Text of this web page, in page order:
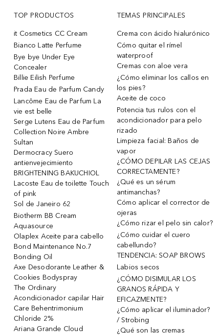
TOP PRODUCTOS
it Cosmetics CC Cream
Bianco Latte Perfume
Bye bye Under Eye
Concealer
Billie Eilish Perfume
Prada Eau de Parfum Candy
Lancôme Eau de Parfum La
vie est belle
Serge Lutens Eau de Parfum
Collection Noire Ambre
Sultan
Dermocracy Suero
antienvejecimiento
BRIGHTENING BAKUCHIOL
Lacoste Eau de toilette Touch
of pink
Sol de Janeiro 62
Biotherm BB Cream
Aquasource
Olaplex Aceite para cabello
Bond Maintenance No.7
Bonding Oil
Axe Desodorante Leather &
Cookies Bodyspray
The Ordinary
Acondicionador capilar Hair
Care Behentrimonium
Chloride 2%
Ariana Grande Cloud
TEMAS PRINCIPALES
Crema con ácido hialurónico
Cómo quitar el rímel
waterproof
Cremas con aloe vera
¿Cómo eliminar los callos en
los pies?
Aceite de coco
Potencia tus rulos con el
acondicionador para pelo
rizado
Limpieza facial: Baños de
vapor
¿CÓMO DEPILAR LAS CEJAS
CORRECTAMENTE?
¿Qué es un sérum
antimanchas?
Cómo aplicar el corrector de
ojeras
¿Cómo rizar el pelo sin calor?
¿Cómo cuidar el cuero
cabellundo?
TENDENCIA: SOAP BROWS
Labios secos
¿CÓMO DISIMULAR LOS
GRANOS RÁPIDA Y
EFICAZMENTE?
¿Cómo aplicar el iluminador?
/ Strobing
¿Qué son las cremas